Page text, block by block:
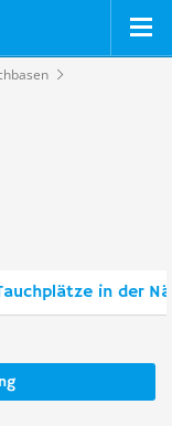
in der